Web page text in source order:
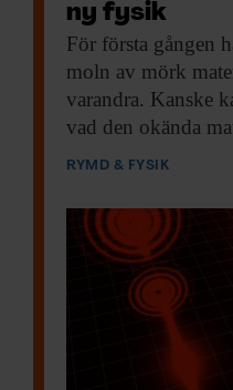
ny fysik
För första gången
moln av mörk
varandra. Kanske
vad den okända
RYMD & FYSIK